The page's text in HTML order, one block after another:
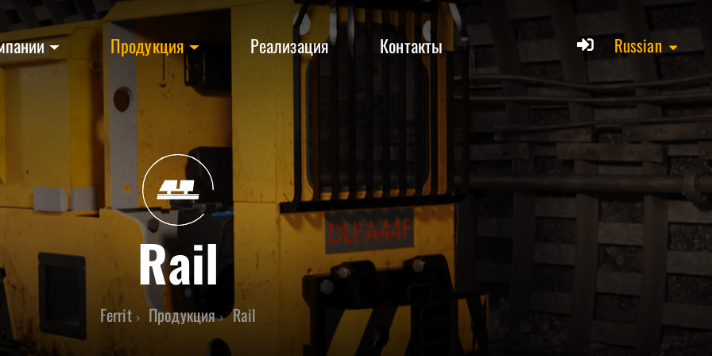
Продукция Реализация Контакты Russian
Rail
Ferrit Продукция Rail